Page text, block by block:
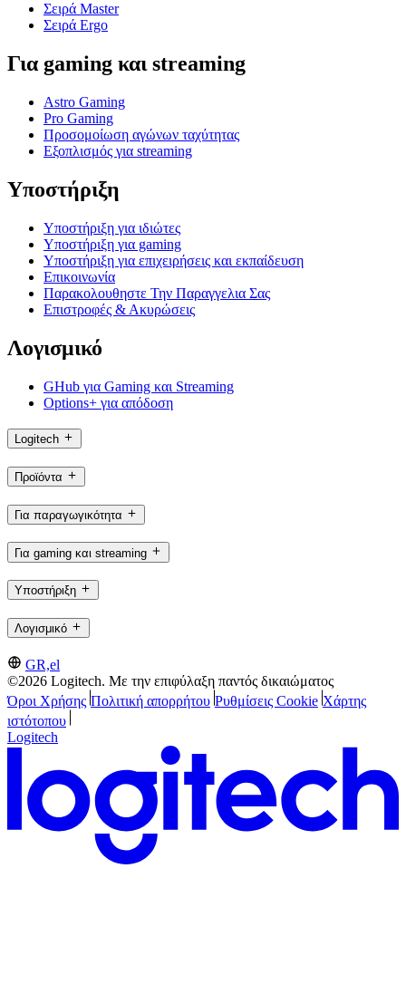
Σειρά Master
Σειρά Ergo
Για gaming και streaming
Astro Gaming
Pro Gaming
Προσομοίωση αγώνων ταχύτητας
Εξοπλισμός για streaming
Υποστήριξη
Υποστήριξη για ιδιώτες
Υποστήριξη για gaming
Υποστήριξη για επιχειρήσεις και εκπαίδευση
Επικοινωνία
Παρακολουθηστε Την Παραγγελια Σας
Επιστροφές & Ακυρώσεις
Λογισμικό
GHub για Gaming και Streaming
Options+ για απόδοση
Logitech
Προϊόντα
Για παραγωγικότητα
Για gaming και streaming
Υποστήριξη
Λογισμικό
GR,el
©2026 Logitech. Με την επιφύλαξη παντός δικαιώματος
Όροι Χρήσης Πολιτική απορρήτου Ρυθμίσεις Cookie Χάρτης
ιστότοπου
Logitech